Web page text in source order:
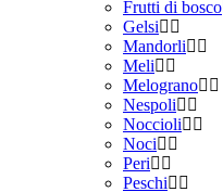
Frutti di bosco
Gelsi
Mandorli
Meli
Melograno
Nespoli
Noccioli
Noci
Peri
Peschi